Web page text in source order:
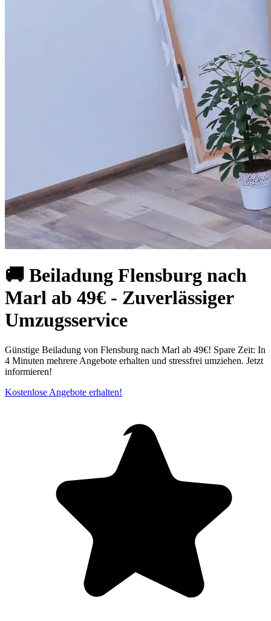
🚚 Beiladung Flensburg nach
Marl ab 49€ - Zuverlässiger
Umzugsservice
Günstige Beiladung von Flensburg nach Marl ab 49€! Spare Zeit: In
4 Minuten mehrere Angebote erhalten und stressfrei umziehen. Jetzt
informieren!
Kostenlose Angebote erhalten!